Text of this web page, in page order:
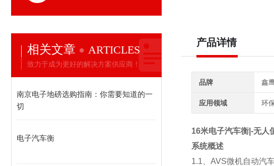
相关文章 ARTICLES
致力于成为更好的解决方案供应商！
南京电子地磅选购指南：你需要知道的一
切
电子汽车衡
产品详情
品牌 鑫
应用领域 环
16米电子汽车衡|-无人
系统概述
1.1
AVS微机自动汽